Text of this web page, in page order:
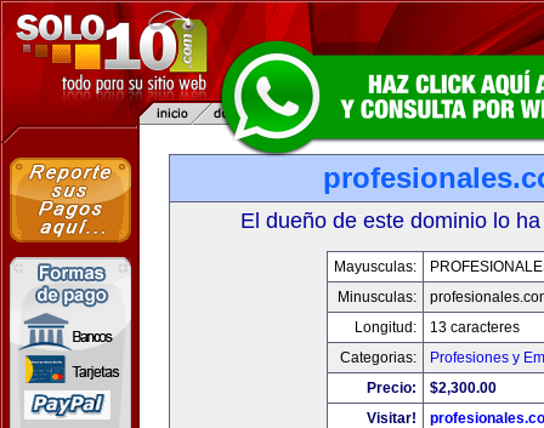
El dueño de este dominio lo
Mayusculas:
Minusculas:
Longitud:
13 caracteres
Categorias:
Profesiones y
Precio:
$2,300.00
Visitar!